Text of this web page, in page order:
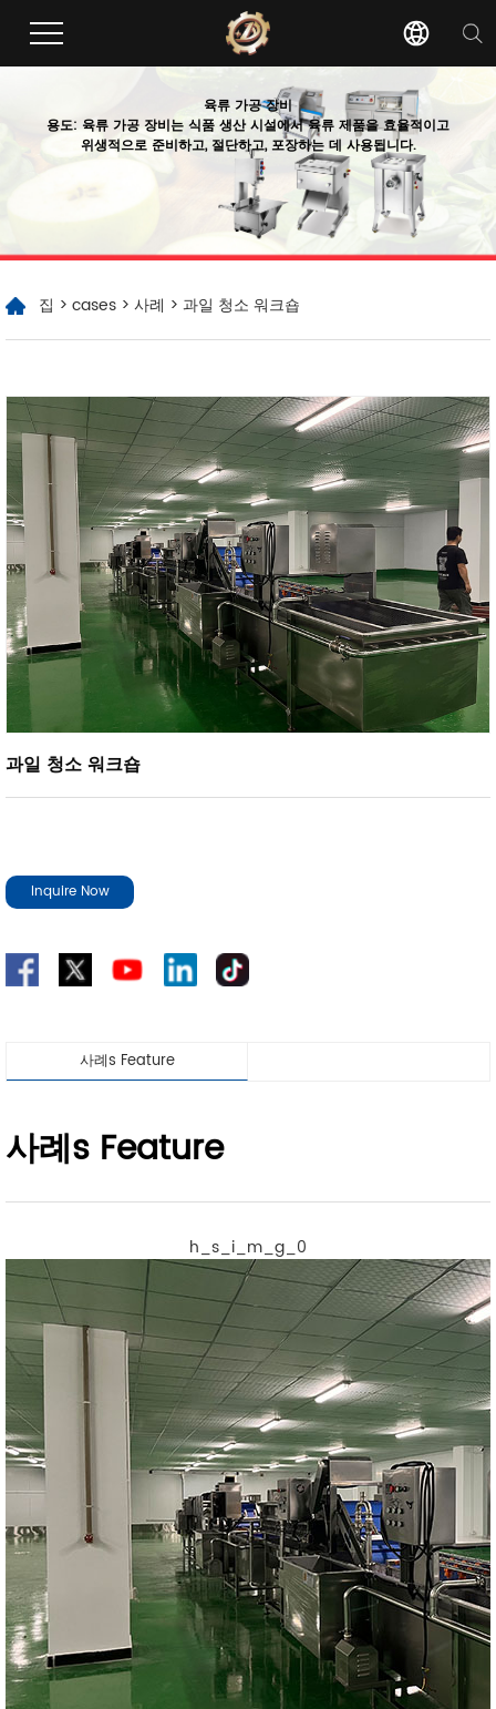
육류 가공 장비
용도: 육류 가공 장비는 식품 생산 시설에서 육류 제품을 효율적이고
위생적으로 준비하고, 절단하고, 포장하는 데 사용됩니다.
집 > cases > 사례 > 과일 청소 워크숍
과일 청소 워크숍
Inquire Now
사례s Feature
사례s Feature
h_s_i_m_g_0